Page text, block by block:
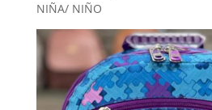
NIÑA/ NIÑO